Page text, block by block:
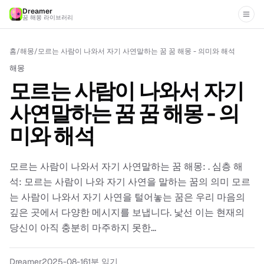
Dreamer
꿈 해몽 라이브러리
홈/해몽/모르는 사람이 나와서 자기 사연말하는 꿈 꿈 해몽 - 의미와 해석
해몽
모르는 사람이 나와서 자기
사연말하는 꿈 꿈 해몽 - 의
미와 해석
모르는 사람이 나와서 자기 사연말하는 꿈 해몽: . 심층 해
석: 모르는 사람이 나와 자기 사연을 말하는 꿈의 의미 모르
는 사람이 나와서 자기 사연을 털어놓는 꿈은 우리 마음의
깊은 곳에서 다양한 메시지를 보냅니다. 낯선 이는 현재의
당신이 아직 충분히 마주하지 못한...
Dreamer2025-08-161분 읽기